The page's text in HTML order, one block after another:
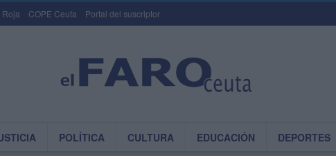
Roja COPE Ceuta Portal del suscriptor
POLÍTICA CULTURA EDUCACIÓN DEPORTES